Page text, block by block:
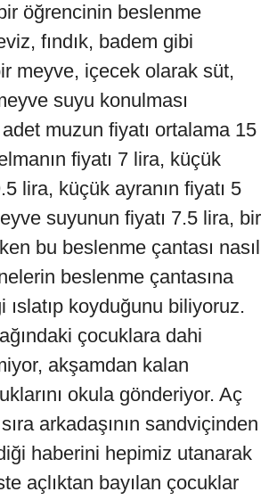
öğrencinin beslenme
fındık, badem gibi
meyve, içecek olarak süt,
suyu konulması
muzun fiyatı ortalama 15
fiyatı 7 lira, küçük
lira, küçük ayranın fiyatı 5
suyunun fiyatı 7.5 lira, bir
bu beslenme çantası nasıl
beslenme çantasına
ıslatıp koyduğunu biliyoruz.
çocuklara dahi
akşamdan kalan
okula gönderiyor. Aç
arkadaşının sandviçinden
haberini hepimiz utanarak
açlıktan bayılan çocuklar